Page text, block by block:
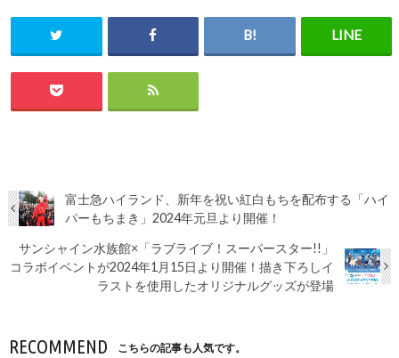
富士急ハイランド、新年を祝い紅白もちを配布する「ハイ
パーもちまき」2024年元旦より開催！
サンシャイン水族館×「ラブライブ！スーパースター!!」
コラボイベントが2024年1月15日より開催！描き下ろしイ
ラストを使用したオリジナルグッズが登場
RECOMMEND こちらの記事も人気です。